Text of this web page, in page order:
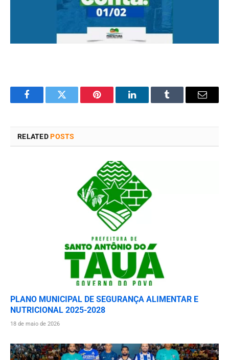
FacebookTwitter Pinterest LinkedInTumblr Email
RELATEDPOSTS
PLANO MUNICIPAL DE SEGURANÇA ALIMENTAR E
NUTRICIONAL 2025-2028
18 de maio de 2026